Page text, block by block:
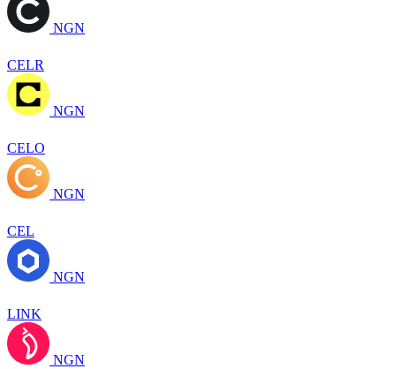
NGN
CELR
NGN
CELO
NGN
CEL
NGN
LINK
NGN